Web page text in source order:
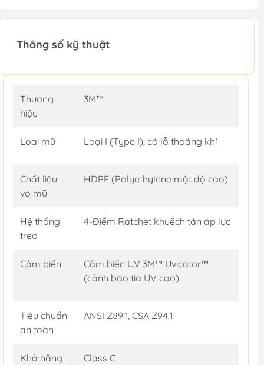
Thông số kỹ thuật
Thương
hiệu
3M™
Loại mũ Loại I (Type I), có lỗ thoáng khí
Chất liệu
vỏ mũ
HDPE (Polyethylene mật độ cao)
Hệ thống
treo
4-Điểm Ratchet khuếch tán áp lực
Cảm biến
Cảm biến UV 3M™ Uvicator™
(cảnh báo tia UV cao)
Tiêu chuẩn
an toàn
ANSI Z89.1, CSA Z94.1
Khả năng
Class C